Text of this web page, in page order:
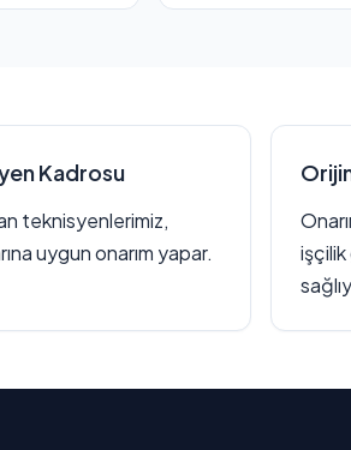
Kadrosu
teknisyenlerimiz,
uygun onarım yapar.
işçilik